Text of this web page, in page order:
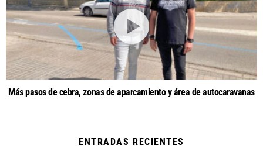
Más pasos de cebra, zonas de aparcamiento y área de autocaravanas
ENTRADAS RECIENTES